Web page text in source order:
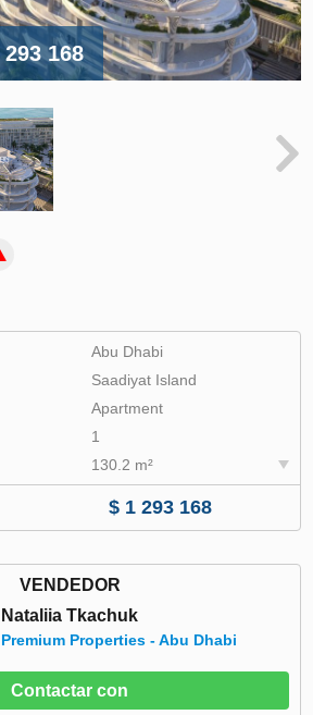
168
Abu Dhabi
Saadiyat Island
Apartment
1
130.2 m²
$ 1 293 168
VENDEDOR
Nataliia Tkachuk
Properties - Abu Dhabi
Contactar con